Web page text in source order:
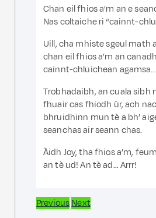
Chan eil fhios a’m an e
Nas coltaiche ri “cainnt-
Uill, cha mhiste sgeul math
chan eil fhios a’m an
cainnt-chluichean agamsa…
Trobhadaibh, an cuala sibh
fhuair cas fhiodh ùr, ach
bhruidhinn mun tè a bh’
seanchas air seann chas.
Àidh Joy, tha fhios a’m,
an tè ud! An tè ad… Arrr!
PreviousNext